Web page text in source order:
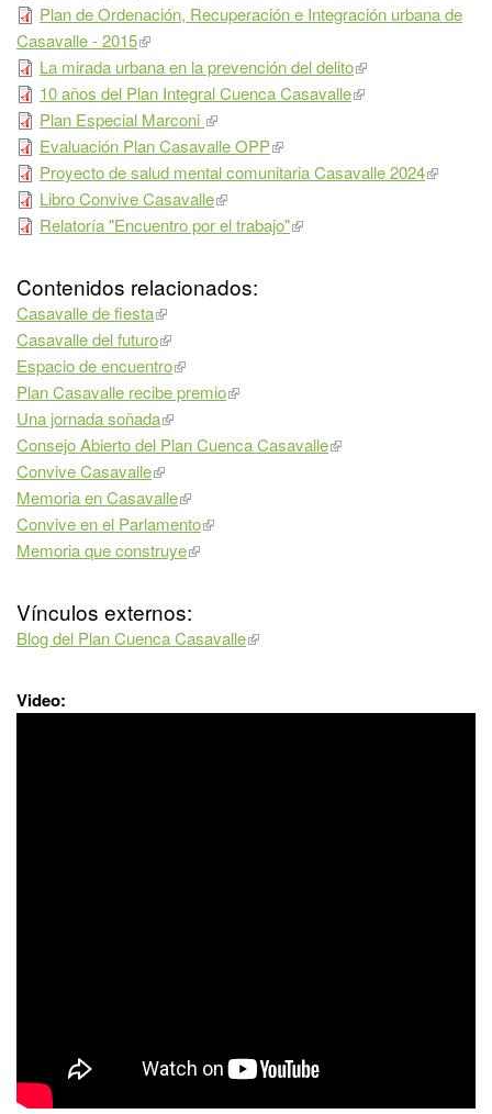
Plan de Ordenación, Recuperación e Integración urbana de
Casavalle - 2015
La mirada urbana en la prevención del delito
10 años del Plan Integral Cuenca Casavalle
Plan Especial Marconi
Evaluación Plan Casavalle OPP
Proyecto de salud mental comunitaria Casavalle 2024
Libro Convive Casavalle
Relatoría "Encuentro por el trabajo"
Contenidos relacionados:
Casavalle de fiesta
Casavalle del futuro
Espacio de encuentro
Plan Casavalle recibe premio
Una jornada soñada
Consejo Abierto del Plan Cuenca Casavalle
Convive Casavalle
Memoria en Casavalle
Convive en el Parlamento
Memoria que construye
Vínculos externos:
Blog del Plan Cuenca Casavalle
Video: